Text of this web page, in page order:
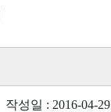
작성일 : 2016-04-29